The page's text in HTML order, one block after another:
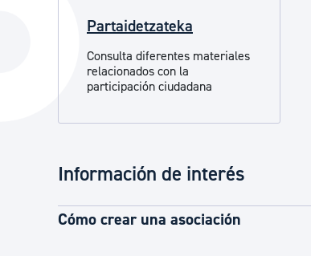
La ciudad ahora
Partaidetzateka
Consulta diferentes materiales
relacionados con la
participación ciudadana
Información de interés
Cómo crear una asociación